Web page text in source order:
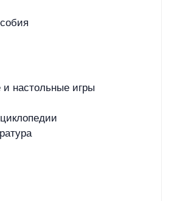
настольные игры